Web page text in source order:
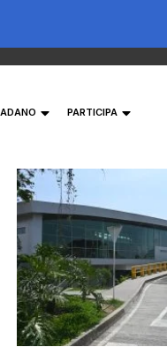
PARTICIPA